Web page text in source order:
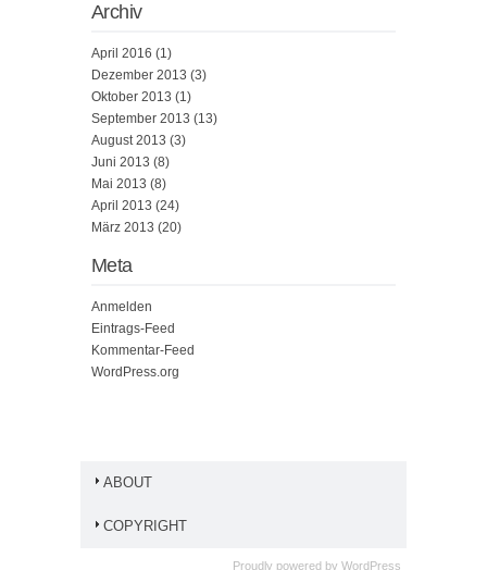
Archiv
April 2016 (1)
Dezember 2013 (3)
Oktober 2013 (1)
September 2013 (13)
August 2013 (3)
Juni 2013 (8)
Mai 2013 (8)
April 2013 (24)
März 2013 (20)
Meta
Anmelden
Eintrags-Feed
Kommentar-Feed
WordPress.org
ABOUT
COPYRIGHT
Proudly powered by WordPress